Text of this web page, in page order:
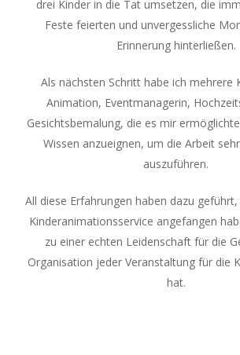
drei Kinder in die Tat umsetzen, die
Feste feierten und unvergessliche
Erinnerung hinterließen.
Als nächsten Schritt habe ich mehrere
Animation, Eventmanagerin,
Gesichtsbemalung, die es mir
Wissen anzueignen, um die Arbeit
auszuführen.
All diese Erfahrungen haben dazu
Kinderanimationsservice angefangen
zu einer echten Leidenschaft für die
Organisation jeder Veranstaltung für die
hat.